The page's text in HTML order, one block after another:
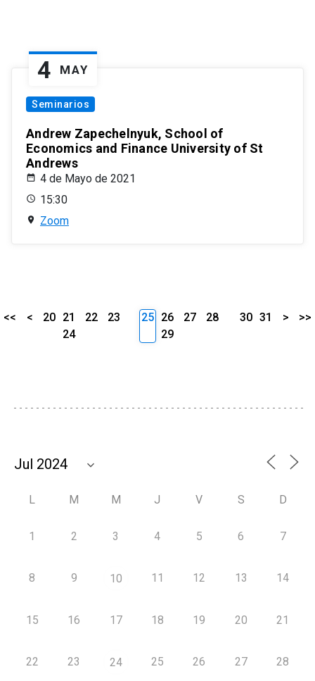
4 MAY
Seminarios
Andrew Zapechelnyuk, School of
Economics and Finance University of St
Andrews
4 de Mayo de 2021
15:30
Zoom
<< < 20 21 22
23
24
25 26 27
28
29
30 31 > >>
L M M J V S D
1 2 3 4 5 6 7
8 9 10 11 12 13 14
15 16 17 18 19 20 21
22 23 24 25 26 27 28